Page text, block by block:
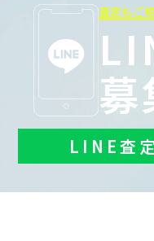
査定もご
LINE査